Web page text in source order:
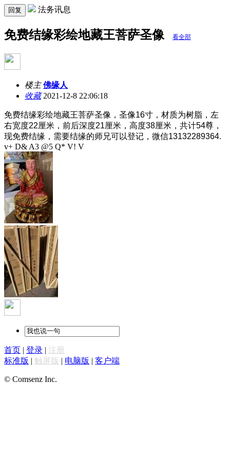
回复 法务讯息
免费结缘彩绘地藏王菩萨圣像 看全部
楼主 佛缘人
收藏2021-12-8 22:06:18
免费结缘彩绘地藏王菩萨圣像，圣像16寸，材质为树脂，左
右宽度22厘米，前后深度21厘米，高度38厘米，共计54尊，
现免费结缘，需要结缘的师兄可以登记，微信13132289364.
v+ D& A3 @5 Q* V! V
首页 | 登录 | 注册
标准版 | 触屏版 | 电脑版 | 客户端
© Comsenz Inc.